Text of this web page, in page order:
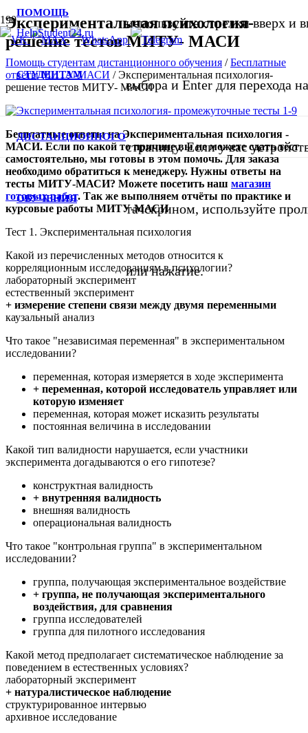
ПОМОЩЬ
СТУДЕНТАМ
ДИСТАНЦИОННОГО
ОБУЧЕНИЯ
используйте стрелки вверх и
выбора и Enter для перехода
страницу. Если у вас
тачскрином, используйте
или нажатие.
Экспериментальная психология-
решение тестов МИТУ- МАСИ
Помощь студентам дистанционного обучения /Бесплатные
ответы МИТУ-МАСИ /Экспериментальная психология-
решение тестов МИТУ- МАСИ
Бесплатные ответы на Экспериментальная психология -
МАСИ. Если по какой то причине вы не можете сдать тест
самостоятельно, мы готовы в этом помочь. Для заказа
необходимо обратиться к менеджеру. Нужны ответы на
тесты МИТУ-МАСИ? Можете посетить наш магазин
готовых работ. Так же выполняем отчёты по практике и
курсовые работы МИТУ-МАСИ
Тест 1. Экспериментальная психология
Какой из перечисленных методов относится к
корреляционным исследованиям в психологии?
лабораторный эксперимент
естественный эксперимент
+ измерение степени связи между двумя переменными
каузальный анализ
Что такое "независимая переменная" в экспериментальном
исследовании?
переменная, которая измеряется в ходе эксперимента
+ переменная, которой исследователь управляет или
которую изменяет
переменная, которая может исказить результаты
постоянная величина в исследовании
Какой тип валидности нарушается, если участники
эксперимента догадываются о его гипотезе?
конструктная валидность
+ внутренняя валидность
внешняя валидность
операциональная валидность
Что такое "контрольная группа" в экспериментальном
исследовании?
группа, получающая экспериментальное воздействие
+ группа, не получающая экспериментального
воздействия, для сравнения
группа исследователей
группа для пилотного исследования
Какой метод предполагает систематическое наблюдение за
поведением в естественных условиях?
лабораторный эксперимент
+ натуралистическое наблюдение
структурированное интервью
архивное исследование